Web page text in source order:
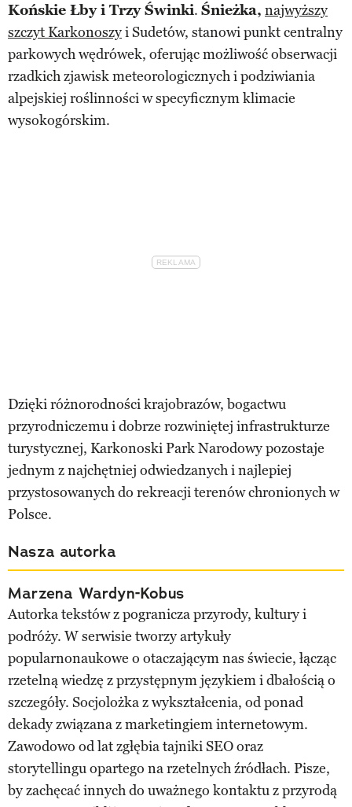
Końskie Łby i Trzy Świnki. Śnieżka, najwyższy
szczyt Karkonoszyi Sudetów, stanowi punkt centralny
parkowych wędrówek, oferując możliwość obserwacji
rzadkich zjawisk meteorologicznych i podziwiania
alpejskiej roślinności w specyficznym klimacie
wysokogórskim.
Dzięki różnorodności krajobrazów, bogactwu
przyrodniczemu i dobrze rozwiniętej infrastrukturze
turystycznej, Karkonoski Park Narodowy pozostaje
jednym z najchętniej odwiedzanych i najlepiej
przystosowanych do rekreacji terenów chronionych w
Polsce.
Nasza autorka
Marzena Wardyn-Kobus
Autorka tekstów z pogranicza przyrody, kultury i
podróży. W serwisie tworzy artykuły
popularnonaukowe o otaczającym nas świecie, łącząc
rzetelną wiedzę z przystępnym językiem i dbałością o
szczegóły. Socjolożka z wykształcenia, od ponad
dekady związana z marketingiem internetowym.
Zawodowo od lat zgłębia tajniki SEO oraz
storytellingu opartego na rzetelnych źródłach. Pisze,
by zachęcać innych do uważnego kontaktu z przyrodą